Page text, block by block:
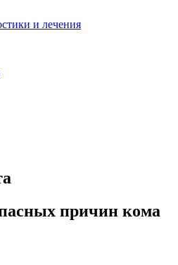
и лечения
причин кома